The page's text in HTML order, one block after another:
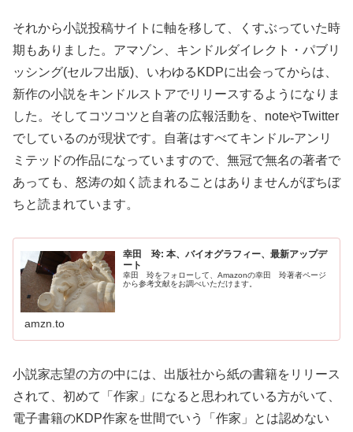
それから小説投稿サイトに軸を移して、くすぶっていた時
期もありました。アマゾン、キンドルダイレクト・パブリ
ッシング(セルフ出版)、いわゆるKDPに出会ってからは、
新作の小説をキンドルストアでリリースするようになりま
した。そしてコツコツと自著の広報活動を、noteやTwitter
でしているのが現状です。自著はすべてキンドル‐アンリ
ミテッドの作品になっていますので、無冠で無名の著者で
あっても、怒涛の如く読まれることはありませんがぼちぼ
ちと読まれています。
幸田 玲: 本、バイオグラフィー、最新アップデ
ート
幸田 玲をフォローして、Amazonの幸田 玲著者ページ
から参考文献をお調べいただけます。
amzn.to
小説家志望の方の中には、出版社から紙の書籍をリリース
されて、初めて「作家」になると思われている方がいて、
電子書籍のKDP作家を世間でいう「作家」とは認めない